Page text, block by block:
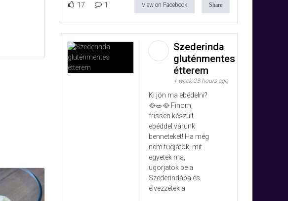
17 1 View on Facebook Share
Szederinda
gluténmentes
étterem
1 week 23 hours ago
Ki jön ma ebédelni?
🥘🥗🥘 Finom,
frissen készült
ebéddel várunk
benneteket! Ha még
nem tudjátok, mit
egyetek ma,
ugorjatok be a
Szederindába és
élvezzétek a